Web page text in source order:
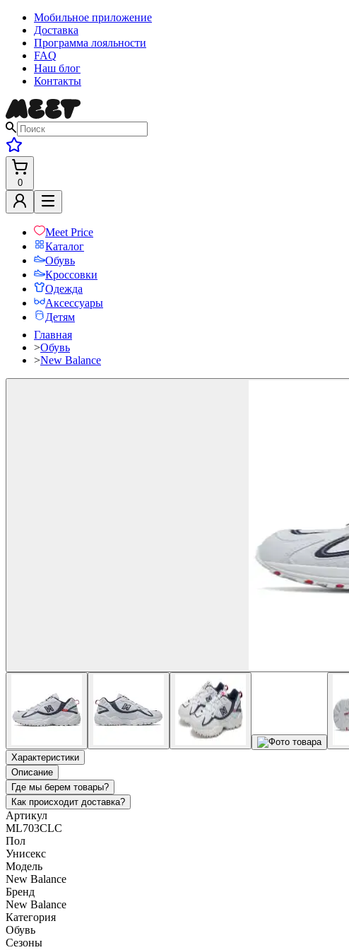
Мобильное приложение
Доставка
Программа лояльности
FAQ
Наш блог
Контакты
0
Meet Price
Каталог
Обувь
Кроссовки
Одежда
Аксессуары
Детям
Главная
>Обувь
>New Balance
Характеристики
Описание
Где мы берем товары?
Как происходит доставка?
Артикул
ML703CLC
Пол
Унисекс
Модель
New Balance
Бренд
New Balance
Категория
Обувь
Сезоны